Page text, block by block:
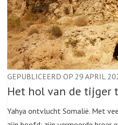
GEPUBLICEERD OP 29 APRIL
Het hol van de tijger
Yahya ontvlucht Somalië. Met